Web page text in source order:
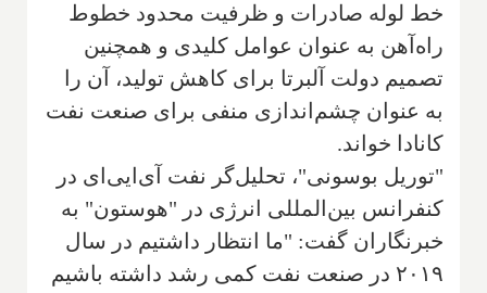
خط لوله صادرات و ظرفیت محدود خطوط
راه‌آهن به عنوان عوامل کلیدی و همچنین
تصمیم دولت آلبرتا برای کاهش تولید، آن را
به عنوان چشم‌اندازی منفی برای صنعت نفت
کانادا خواند.
"توریل بوسونی"، تحلیل‌گر نفت آی‌ایی‌ای‌ در
کنفرانس بین‌المللی انرژی در "هوستون" به
خبرنگاران گفت: "ما انتظار داشتیم در سال
۲۰۱۹ در صنعت نفت کمی رشد داشته باشیم